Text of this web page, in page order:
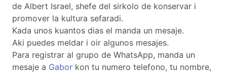
de Albert Israel, shefe del sirkolo de konservar i
promover la kultura sefaradi.
Kada unos kuantos dias el manda un mesaje.
Aki puedes meldar i oir algunos mesajes.
Para registrar al grupo de WhatsApp, manda un
mesaje a Gabor kon tu numero telefono, tu nombre,